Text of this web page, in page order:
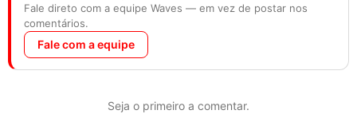
Fale direto com a equipe Waves — em vez de postar nos
comentários.
Fale com a equipe
Seja o primeiro a comentar.